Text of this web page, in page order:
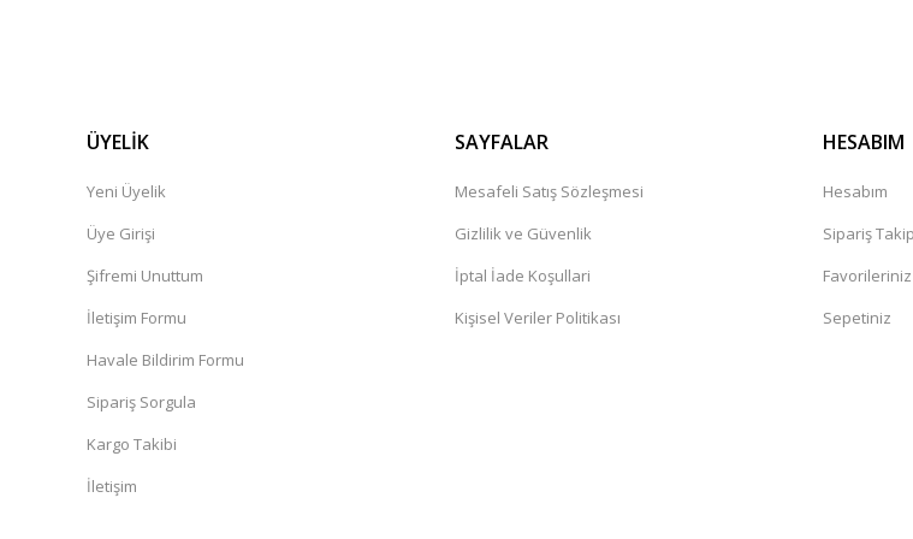
ÜYELİK
Yeni Üyelik
Üye Girişi
Şifremi Unuttum
İletişim Formu
Havale Bildirim Formu
Sipariş Sorgula
Kargo Takibi
İletişim
SAYFALAR
Mesafeli Satış Sözleşmesi
Gizlilik ve Güvenlik
İptal İade Koşullari
Kişisel Veriler Politikası
HESABIM
Hesabım
Sipariş Takip
Favorileriniz
Sepetiniz